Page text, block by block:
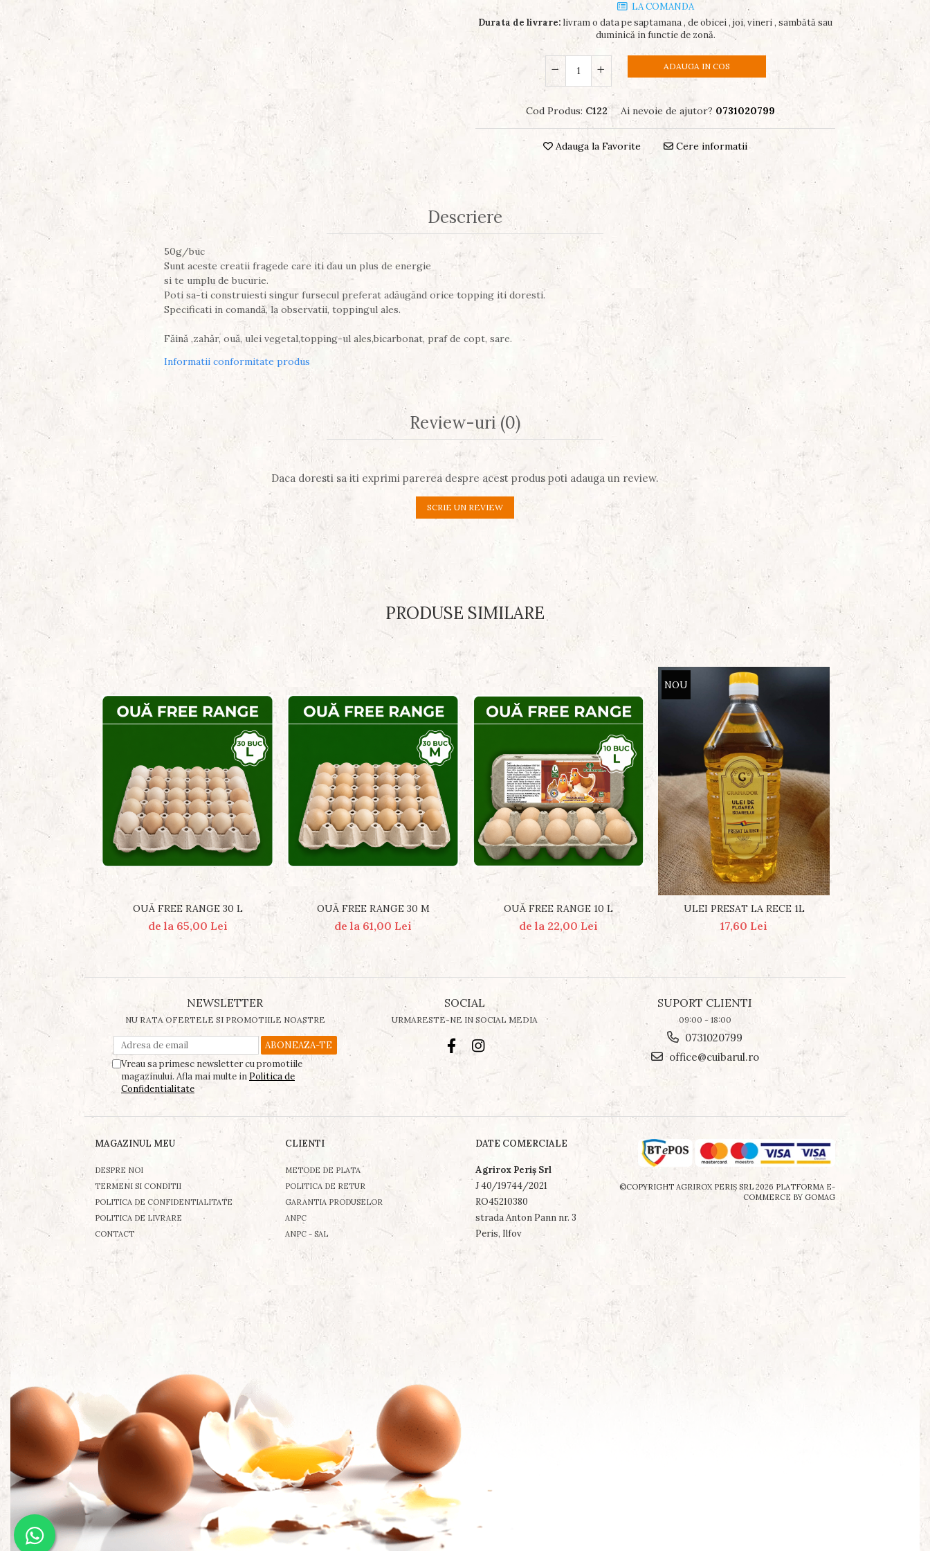
LA COMANDA
Durata de livrare: livram o data pe saptamana , de obicei , joi, vineri , sambătă sau
duminică in functie de zonă.
ADAUGA IN COS
Cod Produs: C122 Ai nevoie de ajutor? 0731020799
Adauga la Favorite Cere informatii
Descriere
50g/buc
Sunt aceste creatii fragede care iti dau un plus de energie
si te umplu de bucurie.
Poti sa-ti construiesti singur fursecul preferat adăugănd orice topping iti doresti.
Specificati in comandă, la observatii, toppingul ales.
Făină ,zahăr, ouă, ulei vegetal,topping-ul ales,bicarbonat, praf de copt, sare.
Informatii conformitate produs
Review-uri (0)
Daca doresti sa iti exprimi parerea despre acest produs poti adauga un review.
SCRIE UN REVIEW
PRODUSE SIMILARE
OUĂ FREE RANGE 30 L
de la 65,00 Lei
OUĂ FREE RANGE 30 M
de la 61,00 Lei
OUĂ FREE RANGE 10 L
de la 22,00 Lei
NOU
ULEI PRESAT LA RECE 1L
17,60 Lei
NEWSLETTER
NU RATA OFERTELE SI PROMOTIILE NOASTRE
Vreau sa primesc newsletter cu promotiile
magazinului. Afla mai multe in Politica de
Confidentialitate
SOCIAL
URMARESTE-NE IN SOCIAL MEDIA
SUPORT CLIENTI
09:00 - 18:00
0731020799
office@cuibarul.ro
MAGAZINUL MEU
DESPRE NOI
TERMENI SI CONDITII
POLITICA DE CONFIDENTIALITATE
POLITICA DE LIVRARE
CONTACT
CLIENTI
METODE DE PLATA
POLITICA DE RETUR
GARANTIA PRODUSELOR
ANPC
ANPC - SAL
DATE COMERCIALE
Agrirox Periş Srl
J 40/19744/2021
RO45210380
strada Anton Pann nr. 3
Peris, Ilfov
©COPYRIGHT AGRIROX PERIŞ SRL 2026 PLATFORMA E-
COMMERCE BY GOMAG